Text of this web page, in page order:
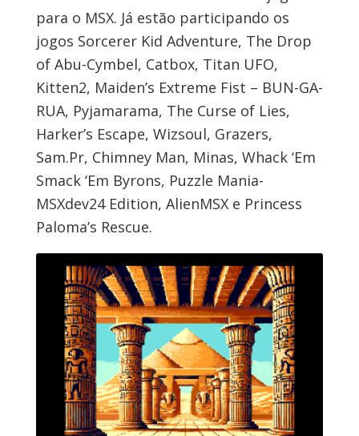
para o MSX. Já estão participando os
jogos Sorcerer Kid Adventure, The Drop
of Abu-Cymbel, Catbox, Titan UFO,
Kitten2, Maiden’s Extreme Fist – BUN-GA-
RUA, Pyjamarama, The Curse of Lies,
Harker’s Escape, Wizsoul, Grazers,
Sam.Pr, Chimney Man, Minas, Whack ‘Em
Smack ‘Em Byrons, Puzzle Mania-
MSXdev24 Edition, AlienMSX e Princess
Paloma’s Rescue.